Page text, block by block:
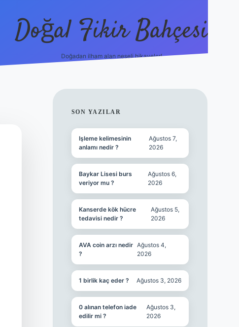
Doğal Fikir Bahçesi
Doğadan ilham alan neşeli hikayeler!
SIDEBAR
SON YAZILAR
Işleme kelimesinin
anlamı nedir ?
Ağustos 7,
2026
Baykar Lisesi burs
veriyor mu ?
Ağustos 6,
2026
Kanserde kök hücre
tedavisi nedir ?
Ağustos 5,
2026
AVA coin arzı nedir
?
Ağustos 4,
2026
1 birlik kaç eder ? Ağustos 3, 2026
0 alınan telefon iade
edilir mi ?
Ağustos 3,
2026